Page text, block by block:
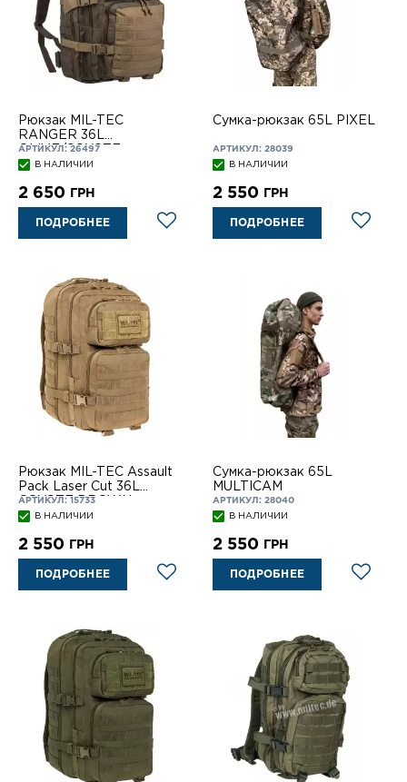
Рюкзак MIL-TEC
RANGER 36L
OLIVE/COYOTE
АРТИКУЛ: 26497
В НАЛИЧИИ
2 650 ГРН
ПОДРОБНЕЕ
Сумка-рюкзак 65L PIXEL
АРТИКУЛ: 28039
В НАЛИЧИИ
2 550 ГРН
ПОДРОБНЕЕ
Рюкзак MIL-TEC Assault
Pack Laser Cut 36L
COYOTE BROWN
АРТИКУЛ: 15733
В НАЛИЧИИ
2 550 ГРН
ПОДРОБНЕЕ
Сумка-рюкзак 65L
MULTICAM
АРТИКУЛ: 28040
В НАЛИЧИИ
2 550 ГРН
ПОДРОБНЕЕ